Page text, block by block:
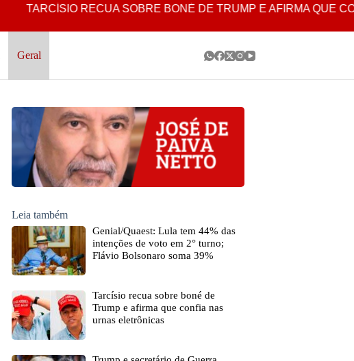
TARCÍSIO RECUA SOBRE BONÉ DE TRUMP E AFIRMA QUE
Geral
Leia também
Genial/Quaest: Lula tem 44% das
intenções de voto em 2° turno;
Flávio Bolsonaro soma 39%
Tarcísio recua sobre boné de
Trump e afirma que confia nas
urnas eletrônicas